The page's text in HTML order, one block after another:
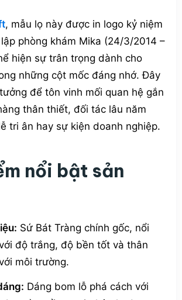
, mẫu lọ này được in logo kỷ niệm
phòng khám Mika (24/3/2014 –
hiện sự trân trọng dành cho
những cột mốc đáng nhớ. Đây
để tôn vinh mối quan hệ gắn
thân thiết, đối tác lâu năm
tri ân hay sự kiện doanh nghiệp.
nổi bật sản
Sứ Bát Tràng chính gốc, nổi
độ trắng, độ bền tốt và thân
môi trường.
Dáng bom lỗ phá cách với